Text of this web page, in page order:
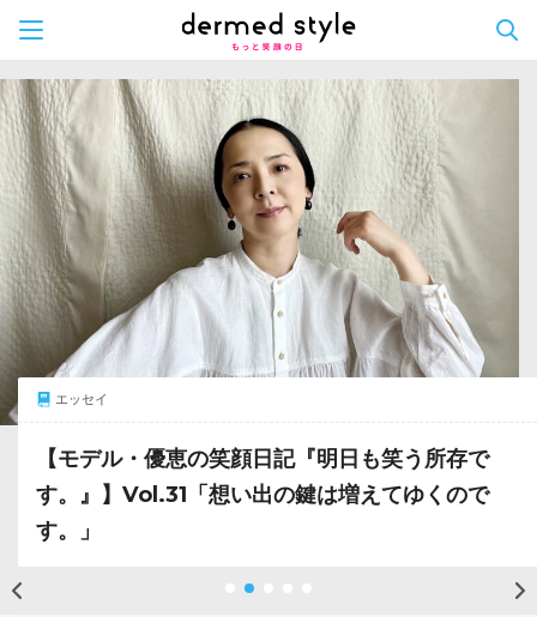
to
content
エッセイ
【モデル・優恵の笑顔日記『明日も笑う所存で
す。』】Vol.31「想い出の鍵は増えてゆくので
す。」